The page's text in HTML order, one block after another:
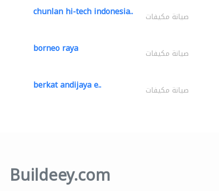
chunlan hi-tech indonesia.. صيانة مكيفات
borneo raya صيانة مكيفات
berkat andijaya e.. صيانة مكيفات
Buildeey.com